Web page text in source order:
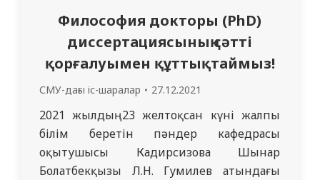
Философия докторы (PhD)
диссертациясының сәтті
қорғалуымен құттықтаймыз!
СМУ-дағы іс-шаралар 27.12.2021
2021 жылдың 23 желтоқсан күні жалпы
білім беретін пәндер кафедрасы
оқытушысы Кадирсизова Шынар
Болатбекқызы Л.Н. Гумилев атындағы